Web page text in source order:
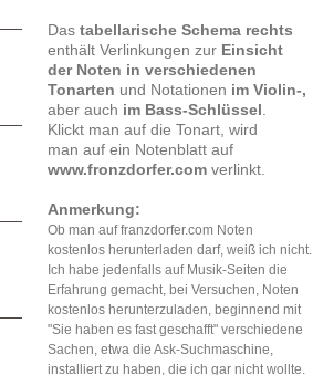
Dastabellarische Schema rechts
enthältVerlinkungen zur Einsicht
der Noten in verschiedenen
Tonarten und Notationen im Violin-,
aber auch im Bass-Schlüssel
Klickt man auf die Tonart, wird
man auf ein Notenblatt auf
www.fronzdorfer.com verlinkt.
Anmerkung:
Ob man auf franzdorfer.com Noten
kostenlos herunterladen darf, weiß ich nicht.
Ich habe jedenfalls auf Musik-Seiten die
Erfahrung gemacht, bei Versuchen, Noten
kostenlos herunterzuladen, beginnend mit
"Sie haben es fast geschafft" verschiedene
Sachen, etwa die Ask-Suchmaschine,
installiert zu haben, die ich gar nicht wollte.